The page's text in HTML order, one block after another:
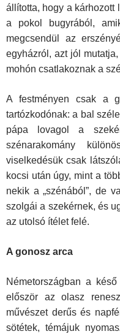
állította, hogy a kárhozott
a pokol bugyrából,
megcsendül az
egyházról, azt jól
mohón csatlakoznak a
A festményen csak a
tartózkodónak: a bal
pápa lovagol a
szénarakomány
viselkedésük csak
kocsi után úgy, mint a
nekik a „szénából”, de
szolgái a szekérnek, és
az utolsó ítélet felé.
A gonosz arca
Németországban a
először az olasz
művészet derűs és
sötétek, témájuk